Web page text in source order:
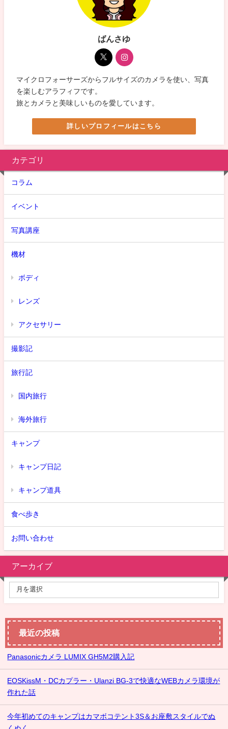
ばんさゆ
マイクロフォーサーズからフルサイズのカメラを使い、写真
を楽しむアラフィフです。
旅とカメラと美味しいものを愛しています。
詳しいプロフィールはこちら
カテゴリ
コラム
イベント
写真講座
機材
ボディ
レンズ
アクセサリー
撮影記
旅行記
国内旅行
海外旅行
キャンプ
キャンプ日記
キャンプ道具
食べ歩き
お問い合わせ
アーカイブ
最近の投稿
Panasonicカメラ LUMIX GH5M2購入記
EOSKissM・DCカプラー・Ulanzi BG-3で快適なWEBカメラ環境が
作れた話
今年初めてのキャンプはカマボコテント3S＆お座敷スタイルでぬ